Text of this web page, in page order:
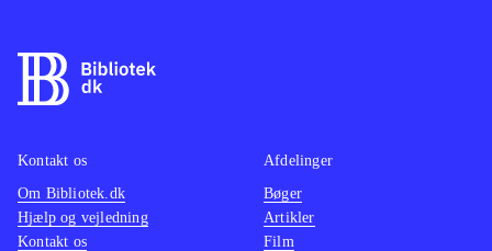
Kontakt os
Om Bibliotek.dk
Hjælp og vejledning
Kontakt os
Afdelinger
Bøger
Artikler
Film